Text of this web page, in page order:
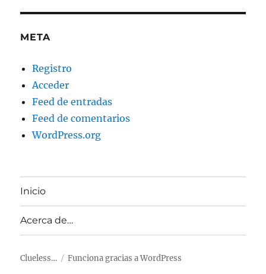
META
Registro
Acceder
Feed de entradas
Feed de comentarios
WordPress.org
Inicio
Acerca de…
Clueless… Funciona gracias a WordPress